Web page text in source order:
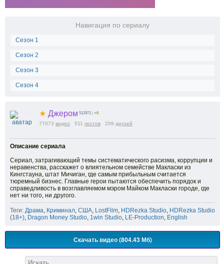
Навигация по сериалу
Сезон 1
Сезон 2
Сезон 3
Сезон 4
★ Джером 512971 | +6
77073 видео 511 постов 209 друзей
Описание сериала
Сериал, затрагивающий темы систематического расизма, коррупции и
неравенства, расскажет о влиятельном семействе Макласки из
Кингстауна, штат Мичиган, где самым прибыльным считается
тюремный бизнес. Главные герои пытаются обеспечить порядок и
справедливость в возглавляемом мэром Майком Макласки городе, где
нет ни того, ни другого.
Теги: Драма Криминал США LostFilm HDRezka Studio HDRezka Studio
(18+) Dragon Money Studio 1win Studio LE-Production English
Скачать видео (804.43 Мб)